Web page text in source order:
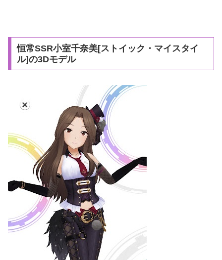
恒常SSR小室千奈美[ストイック・マイスタイ
ル]の3Dモデル